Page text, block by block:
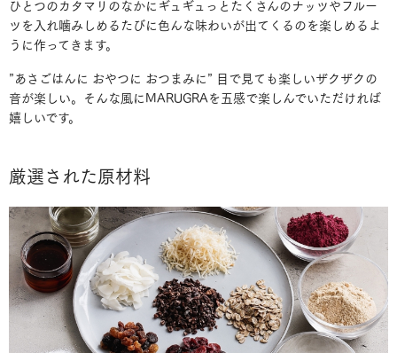
ひとつのカタマリのなかにギュギュっとたくさんのナッツやフルー
ツを入れ噛みしめるたびに色んな味わいが出てくるのを楽しめるよ
うに作ってきます。
”あさごはんに おやつに おつまみに” 目で見ても楽しいザクザクの
音が楽しい。そんな風にMARUGRAを五感で楽しんでいただければ
嬉しいです。
厳選された原材料